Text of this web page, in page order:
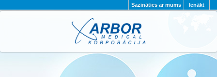
Ienākt
Sazināties ar mums
PAR MUMS PROJEKTI
KONTAKTI